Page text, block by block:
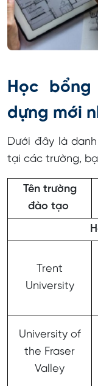
Học
dựng mới
Dưới đây là
tại các trường,
Tên trường
đào tạo
Trent
University
University of
the Fraser
Valley